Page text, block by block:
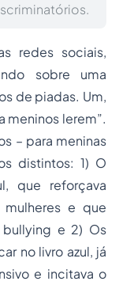
redes sociais,
sobre uma
de piadas. Um,
meninos lerem”.
– para meninas
distintos: 1) O
que reforçava
e que
e 2) Os
no livro azul, já
e incitava o